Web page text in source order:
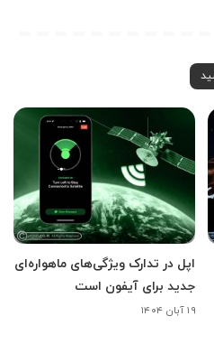
اپل در تدارک ویژگی‌های ماهواره‌ای
جدید برای آیفون است
۱۹ آبان ۱۴۰۴